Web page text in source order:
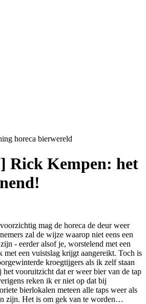
Rick Kempen: het
mag de horeca de deur weer
zal de wijze waarop niet eens een
- eerder alsof je, worstelend met een
met een vuistslag krijgt aangereikt. Toch is
kroegtijgers als ik zelf staan
het vooruitzicht dat er weer bier van de tap
reken ik er niet op dat bij
bierlokalen meteen alle taps weer als
zijn. Het is om gek van te worden…